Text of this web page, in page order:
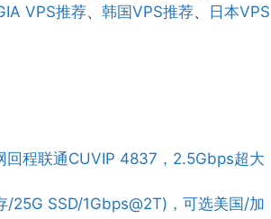
VPS推荐、 韩国VPS推荐、
日本VPS
回程联通CUVIP 4837，2.5Gbps超大
25G SSD/1Gbps@2T)，可选美国/加